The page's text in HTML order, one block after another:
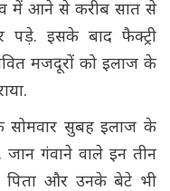
में आने से करीब सात से
पड़े. इसके बाद फैक्ट्री
मजदूरों को इलाज के
सुबह इलाज के
जान गंवाने वाले इन तीन
पिता और उनके बेटे भी